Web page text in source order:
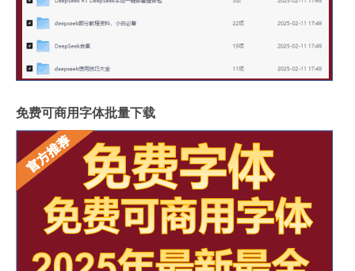
免费可商用字体批量下载